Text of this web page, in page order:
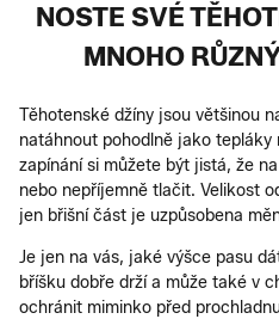
NOSTE SVÉ
MNOHO
Těhotenské džíny jsou většinou
natáhnout pohodlně jako tepláky
zapínání si můžete být jistá, že
nebo nepříjemně tlačit. Velikost
jen břišní část je uzpůsobena
Je jen na vás, jaké výšce pasu
bříšku dobře drží a může také v
ochránit miminko před